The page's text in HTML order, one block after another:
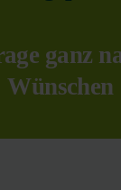
ganz
Wünschen